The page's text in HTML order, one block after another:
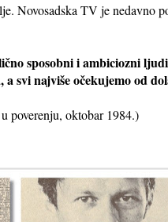
Novosadska TV je nedavno
sposobni i ambiciozni
svi najviše očekujemo od
poverenju, oktobar 1984.)